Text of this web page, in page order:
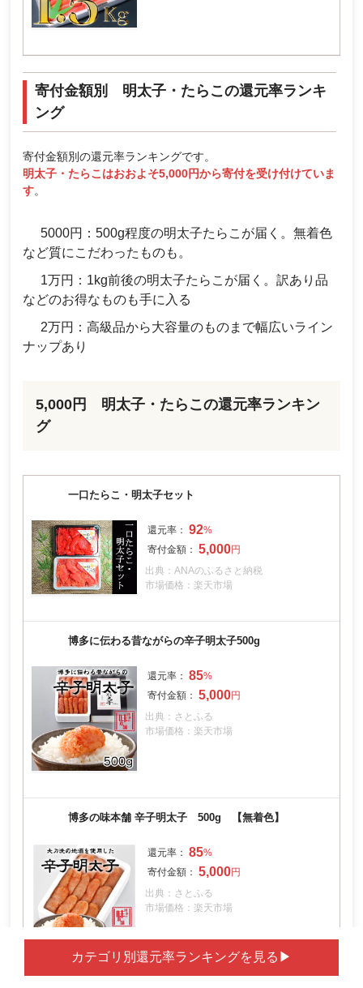
寄付金額別 明太子・たらこの還元率ランキ
ング
寄付金額別の還元率ランキングです。
明太子・たらこはおおよそ5,000円から寄付を受け付けていま
す。
5000円：500g程度の明太子たらこが届く。無着色
など質にこだわったものも。
1万円：1kg前後の明太子たらこが届く。訳あり品
などのお得なものも手に入る
2万円：高級品から大容量のものまで幅広いライン
ナップあり
5,000円 明太子・たらこの還元率ランキン
グ
一口たらこ・明太子セット
92
5,000
出典：ANAのふるさと納税
市場価格：楽天市場
博多に伝わる昔ながらの辛子明太子500g
85
5,000
出典：さとふる
市場価格：楽天市場
博多の味本舗 辛子明太子 500g 【無着色】
85
5,000
出典：さとふる
市場価格：楽天市場